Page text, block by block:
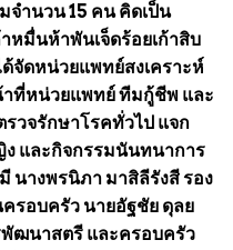
ำนวน 15 คน คิดเป็น
หมื่นห้าพันเจ็ดร้อยเก้าสิบ
จัดหน่วยแพทย์สงเคราะห์
ที่หน่วยแพทย์ ทีมกู้ชีพ และ
วจรักษาโรคทั่วไป แจก
และกิจกรรมนันทนาการ
นางพรนิภา มาสิลีรังสี รอง
รอบครัว นายอัฐชัย ดุลย
ฒนาสตรี และครอบครัว